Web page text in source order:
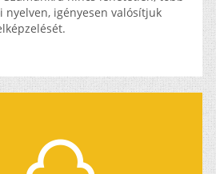
nyelven, igényesen valósítjuk